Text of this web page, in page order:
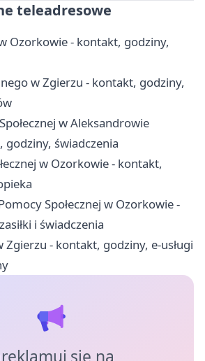
teleadresowe
Ozorkowie - kontakt, godziny,
w Zgierzu - kontakt, godziny,
w Aleksandrowie
świadczenia
w Ozorkowie - kontakt,
Społecznej w Ozorkowie -
i świadczenia
Zgierzu - kontakt, godziny, e-usługi
się na